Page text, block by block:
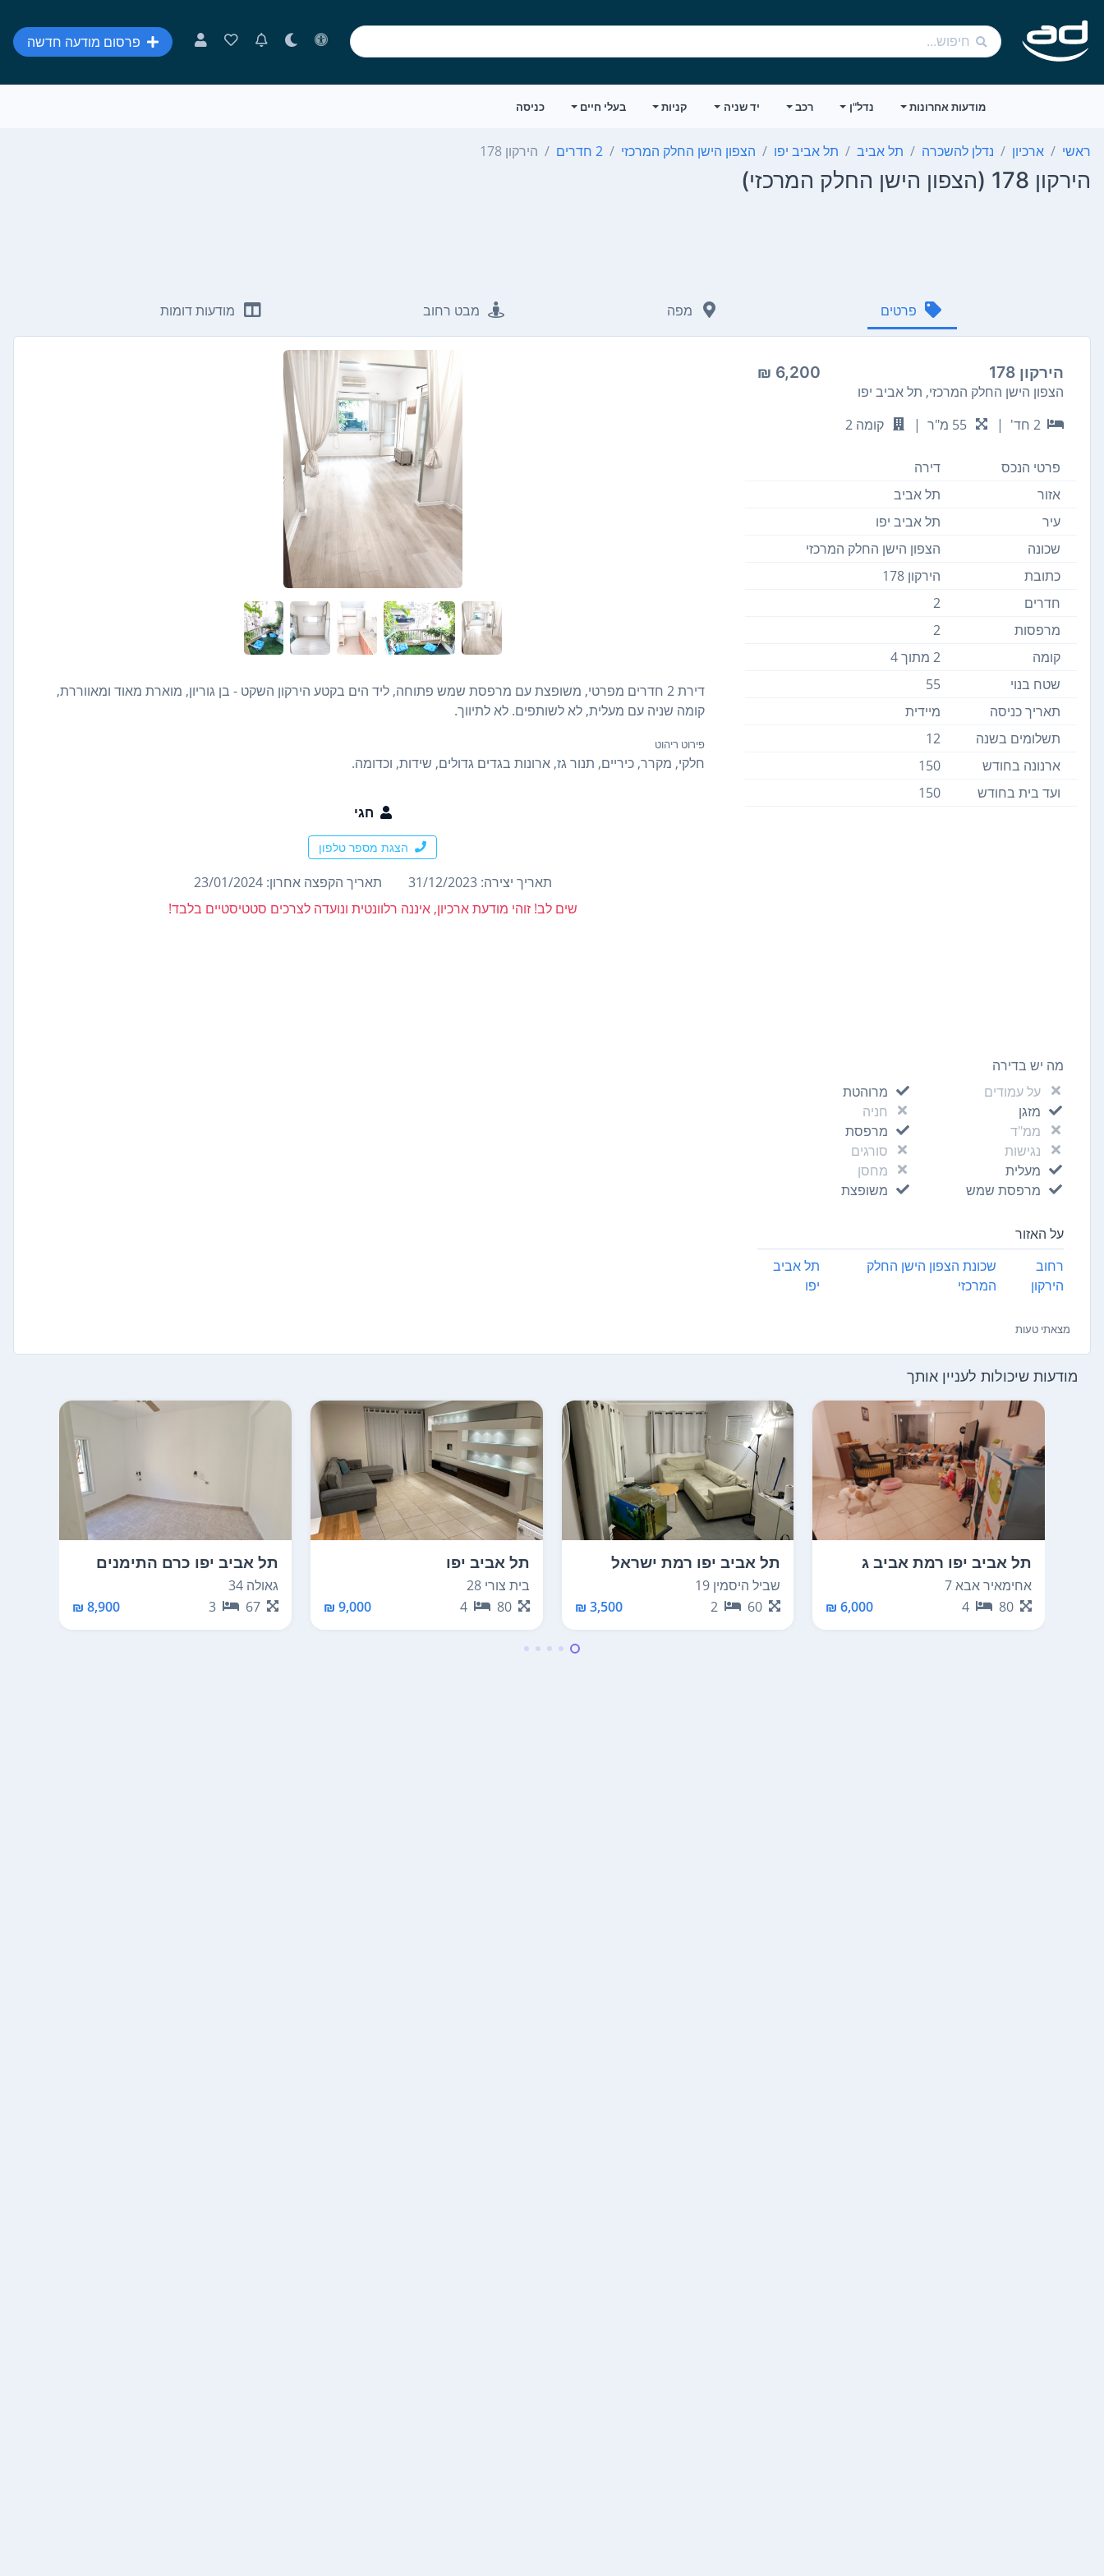
פרסום מודעה חדשה
מודעות אחרונות נדל"ן רכב יד שניה קניות בעלי חיים כניסה
ראשי ארכיון נדלן להשכרה תל אביב תל אביב יפו הצפון הישן החלק המרכזי 2 חדרים הירקון 178
הירקון 178 (הצפון הישן החלק המרכזי)
פרטים מפה מבט רחוב מודעות דומות
הירקון 178 6,200 ₪
הצפון הישן החלק המרכזי, תל אביב יפו
2 חד'
| 55 מ"ר | קומה 2
פרטי הנכס
דירה
אזור
תל אביב
עיר
תל אביב יפו
שכונה
הצפון הישן החלק המרכזי
כתובת
הירקון 178
חדרים
2
מרפסות
2
קומה
2 מתוך 4
שטח בנוי
55
תאריך כניסה
מיידית
תשלומים בשנה
12
ארנונה בחודש
150
ועד בית בחודש
150
מה יש בדירה
על עמודים
מרוהטת
מזגן
חניה
ממ"ד
מרפסת
נגישות
סורגים
מעלית
מחסן
מרפסת שמש
משופצת
על האזור
רחוב
הירקון
שכונת הצפון הישן החלק
המרכזי
תל אביב
יפו
דירת 2 חדרים מפרטי, משופצת עם מרפסת שמש פתוחה, ליד הים בקטע הירקון השקט - בן גוריון, מוארת מאוד ומאווררת,
קומה שניה עם מעלית, לא לשותפים. לא לתיווך.
פירוט ריהוט
חלקי, מקרר, כיריים, תנור גז, ארונות בגדים גדולים, שידות, וכדומה.
חגי
הצגת מספר טלפון
תאריך יצירה: 31/12/2023
תאריך הקפצה אחרון: 23/01/2024
שים לב! זוהי מודעת ארכיון, איננה רלוונטית ונועדה לצרכים סטטיסטיים בלבד!
מצאתי טעות
מודעות שיכולות לעניין אותך
תל אביב יפו רמת אביב ג
אחימאיר אבא 7
80
4
6,000 ₪
תל אביב יפו רמת ישראל
שביל היסמין 19
60
2
3,500 ₪
תל אביב יפו
בית צורי 28
80
4
9,000 ₪
תל אביב יפו כרם התימנים
גאולה 34
67
3
8,900 ₪